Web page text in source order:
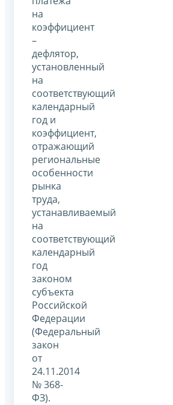
на
коэффициент
–
дефлятор,
установленный
на
соответствующий
календарный
год и
коэффициент,
отражающий
региональные
особенности
рынка
труда,
устанавливаемый
на
соответствующий
календарный
год
законом
субъекта
Российской
Федерации
(Федеральный
закон
от
24.11.2014
№ 368-
ФЗ).